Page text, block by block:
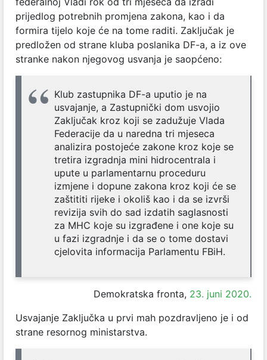
prijedlog potrebnih promjena zakona, kao i da
formira tijelo koje će na tome raditi. Zaključak je
predložen od strane kluba poslanika DF-a, a iz ove
stranke nakon njegovog usvanja je saopćeno:
Klub zastupnika DF-a uputio je na
usvajanje, a Zastupnički dom usvojio
Zaključak kroz koji se zadužuje Vlada
Federacije da u naredna tri mjeseca
analizira postojeće zakone kroz koje se
tretira izgradnja mini hidrocentrala i
upute u parlamentarnu proceduru
izmjene i dopune zakona kroz koji će se
zaštititi rijeke i okoliš kao i da se izvrši
revizija svih do sad izdatih saglasnosti
za MHC koje su izgrađene i one koje su
u fazi izgradnje i da se o tome dostavi
cjelovita informacija Parlamentu FBiH.
Demokratska fronta, 23. juni 2020.
Usvajanje Zaključka u prvi mah pozdravljeno je i od
strane resornog ministarstva.